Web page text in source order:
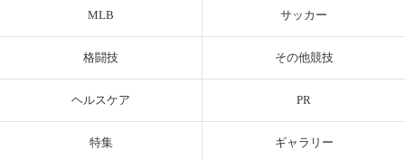
MLB サッカー
格闘技 その他競技
ヘルスケア PR
特集 ギャラリー